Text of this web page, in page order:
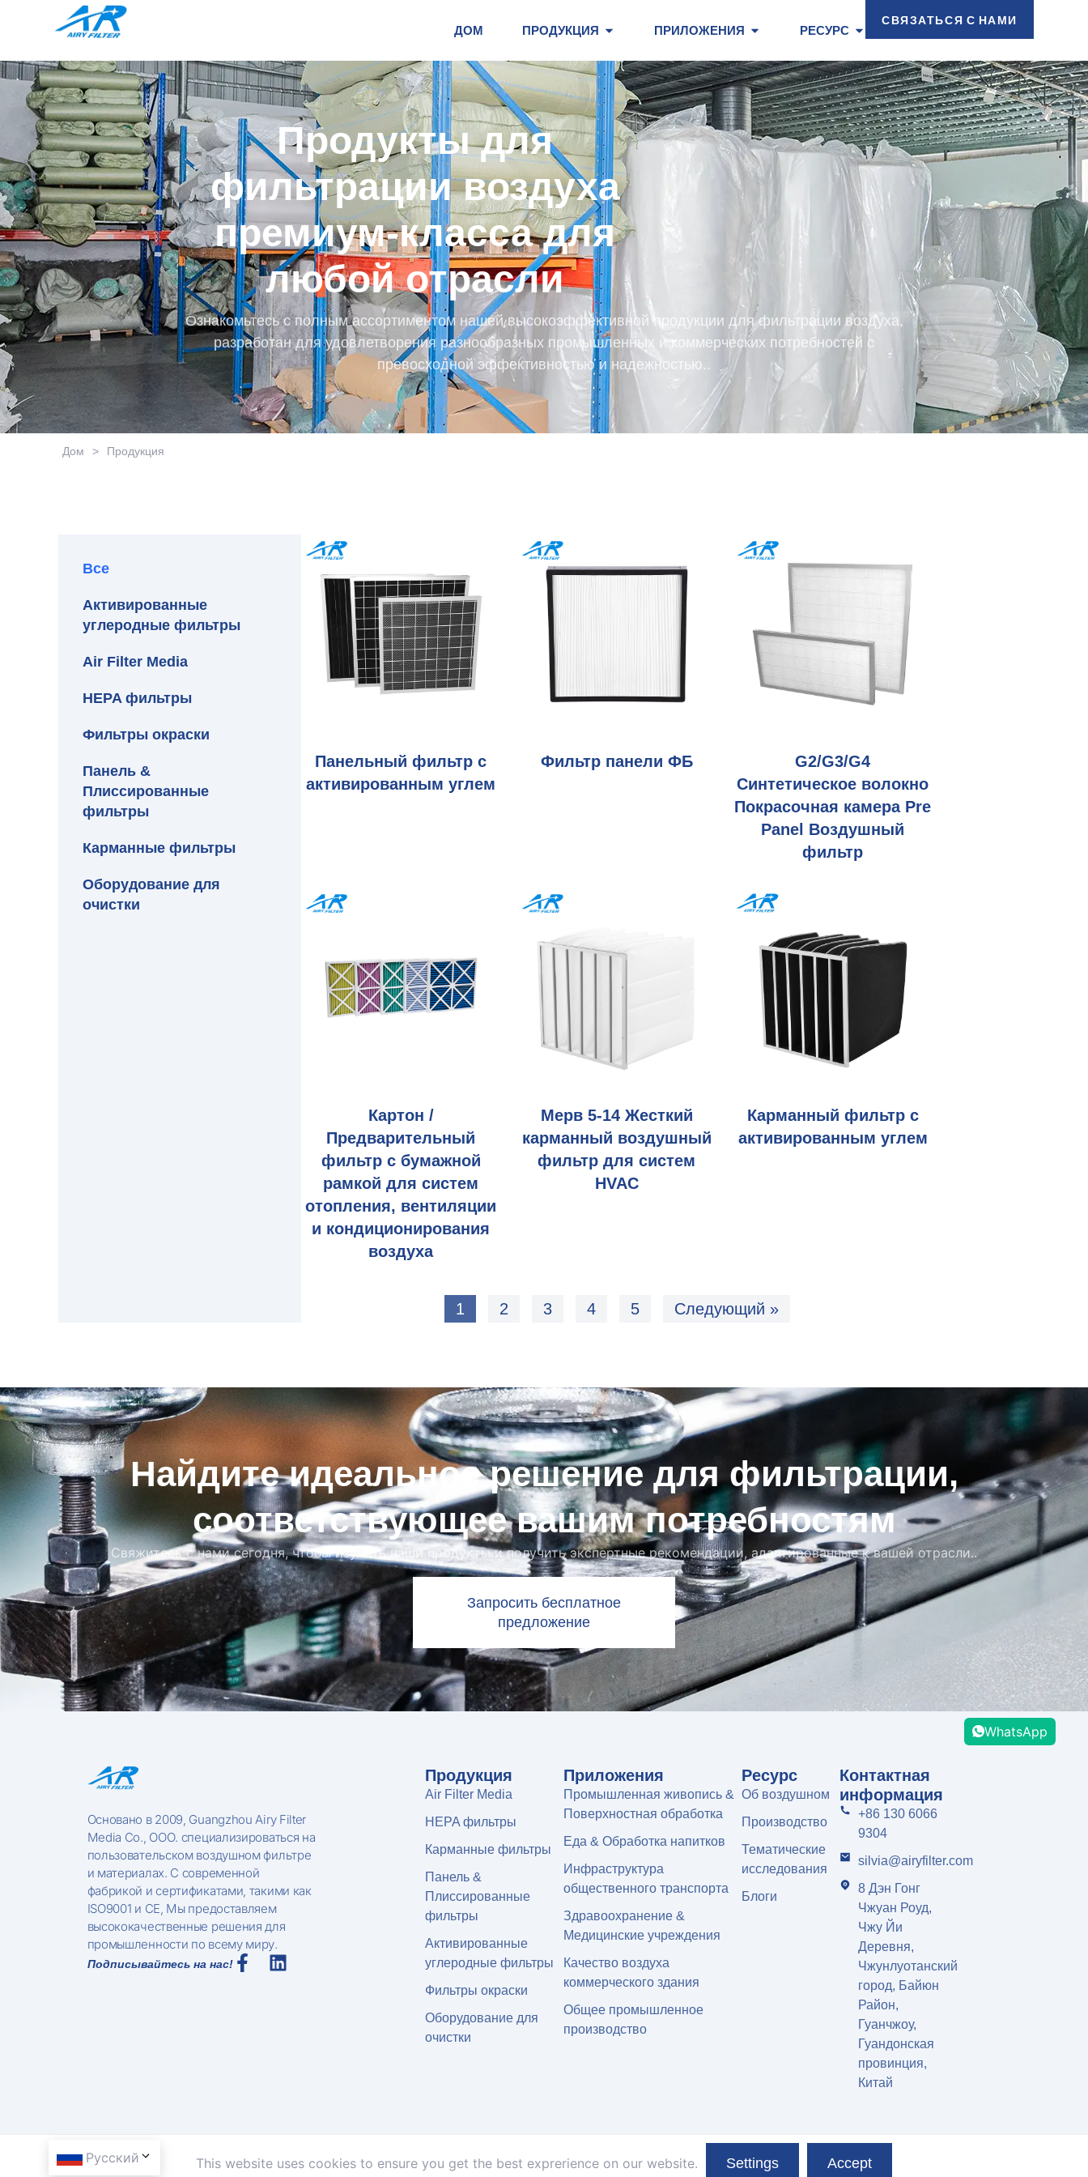
ДОМ ПРОДУКЦИЯ ПРИЛОЖЕНИЯ РЕСУРС
СВЯЗАТЬСЯ С НАМИ
Продукты для
фильтрации воздуха
премиум-класса для
любой отрасли
Ознакомьтесь с полным ассортиментом нашей высокоэффективной продукции для фильтрации воздуха,
разработан для удовлетворения разнообразных промышленных и коммерческих потребностей с
превосходной эффективностью и надежностью..
Дом > Продукция
Все
Активированные
углеродные фильтры
Air Filter Media
HEPA фильтры
Фильтры окраски
Панель &
Плиссированные
фильтры
Карманные фильтры
Оборудование для
очистки
Панельный фильтр с
активированным углем
Фильтр панели ФБ
G2/G3/G4
Синтетическое волокно
Покрасочная камера Pre
Panel Воздушный
фильтр
Картон /
Предварительный
фильтр с бумажной
рамкой для систем
отопления, вентиляции
и кондиционирования
воздуха
Мерв 5-14 Жесткий
карманный воздушный
фильтр для систем
HVAC
Карманный фильтр с
активированным углем
1 2 3 4 5 Следующий »
Найдите идеальное решение для фильтрации,
соответствующее вашим потребностям
Свяжитесь с нами сегодня, чтобы изучить наши продукты и получить экспертные рекомендации, адаптированные к вашей отрасли..
Запросить бесплатное
предложение
Основано в 2009, Guangzhou Airy Filter
Media Co., ООО. специализироваться на
пользовательском воздушном фильтре
и материалах. С современной
фабрикой и сертификатами, такими как
ISO9001 и CE, Мы предоставляем
высококачественные решения для
промышленности по всему миру.
Подписывайтесь на нас!
Продукция
Air Filter Media
HEPA фильтры
Карманные фильтры
Панель &
Плиссированные
фильтры
Активированные
углеродные фильтры
Фильтры окраски
Оборудование для
очистки
Приложения
Промышленная живопись &
Поверхностная обработка
Еда & Обработка напитков
Инфраструктура
общественного транспорта
Здравоохранение &
Медицинские учреждения
Качество воздуха
коммерческого здания
Общее промышленное
производство
Ресурс
Об воздушном
Производство
Тематические
исследования
Блоги
Контактная
информация
+86 130 6066
9304
silvia@airyfilter.com
8 Дэн Гонг
Чжуан Роуд,
Чжу Йи
Деревня,
Чжунлуотанский
город, Байюн
Район,
Гуанчжоу,
Гуандонская
провинция,
Китай
Copyright © 2026, Guangzhou Airy Filter Media Co., ООО. Все права защищены.политика конфиденциальности
WhatsApp
Русский This website uses cookies to ensure you get the best exprerience on our website.